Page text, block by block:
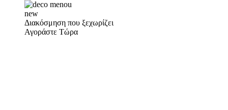
new
Διακόσμηση που ξεχωρίζει
Αγοράστε Τώρα